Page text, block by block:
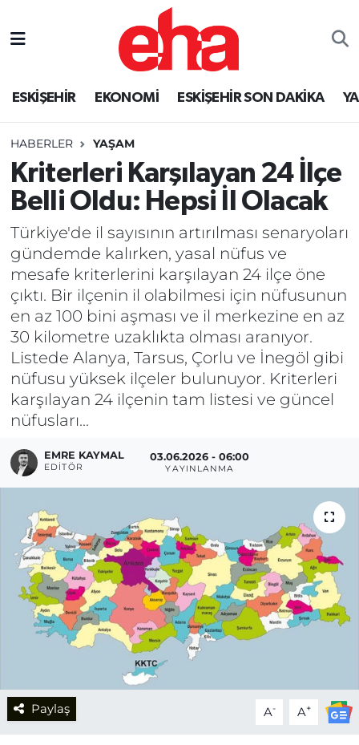
ESKİŞEHİR EKONOMİ ESKİŞEHİR SON DAKİKA
HABERLER YAŞAM
Kriterleri Karşılayan 24 İlçe
Belli Oldu: Hepsi İl Olacak
Türkiye'de il sayısının artırılması senaryoları
gündemde kalırken, yasal nüfus ve
mesafe kriterlerini karşılayan 24 ilçe öne
çıktı. Bir ilçenin il olabilmesi için nüfusunun
en az 100 bini aşması ve il merkezine en az
30 kilometre uzaklıkta olması aranıyor.
Listede Alanya, Tarsus, Çorlu ve İnegöl gibi
nüfusu yüksek ilçeler bulunuyor. Kriterleri
karşılayan 24 ilçenin tam listesi ve güncel
nüfusları...
EMRE KAYMAL
EDITÖR
03.06.2026 - 06:00
YAYINLANMA
Paylaş A- A+